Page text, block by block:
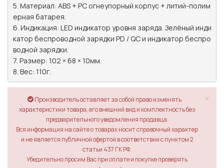
5. Материал: ABS + PC огнеупорный корпус + литий-полим
ерная батарея.
6. Индикация: LED индикатор уровня заряда. Зелёный инди
катор беспроводной зарядки PD / QC и индикатор беспро
водной зарядки.
7. Размер: 102 × 68 × 10мм.
8. Вес: 110г.
×
Производитель оставляет за собой право изменять
характеристики товара, его внешний вид и комплектность без
предварительного уведомления продавца.
Вся информация на сайте о товарах носит справочный характер
и не является публичной офертой в соответствии с пунктом 2
статьи 437 ГК РФ.
Убедительно просим Вас при оплате и покупке проверять